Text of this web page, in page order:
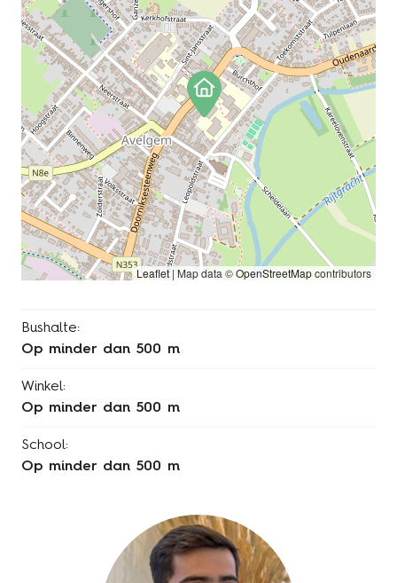
Leaflet | Map data ©OpenStreetMapcontributors
Bushalte:
op minder dan 500 m
Winkel:
op minder dan 500 m
School:
op minder dan 500 m